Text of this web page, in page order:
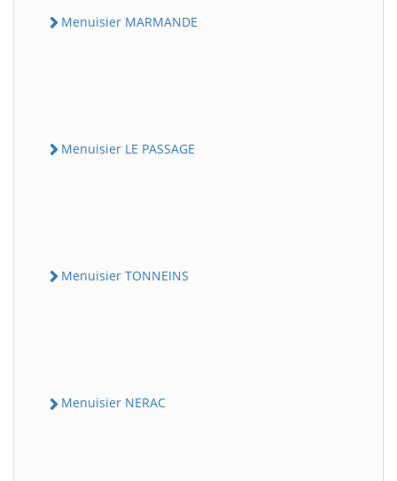
Menuisier MARMANDE
Menuisier LE PASSAGE
Menuisier TONNEINS
Menuisier NERAC